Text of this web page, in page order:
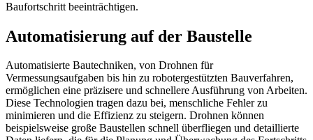
Baufortschritt beeinträchtigen.
Automatisierung auf der Baustelle
Automatisierte Bautechniken, von Drohnen für
Vermessungsaufgaben bis hin zu robotergestützten Bauverfahren,
ermöglichen eine präzisere und schnellere Ausführung von Arbeiten.
Diese Technologien tragen dazu bei, menschliche Fehler zu
minimieren und die Effizienz zu steigern. Drohnen können
beispielsweise große Baustellen schnell überfliegen und detaillierte